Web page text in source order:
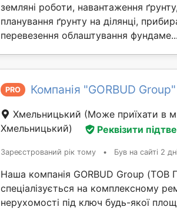
земляні роботи, навантаження
планування ґрунту на ділянці,
перевезення облаштування фундаме...
PRO Компанія "GORBUD Group"
Хмельницький (Може приїхати в
Хмельницький)
Реквізити
Зареєстрований рік тому • Був на сайті 2
Наша компанія GORBUD Group (ТОВ
спеціалізується на комплексному
нерухомості під ключ будь-якої